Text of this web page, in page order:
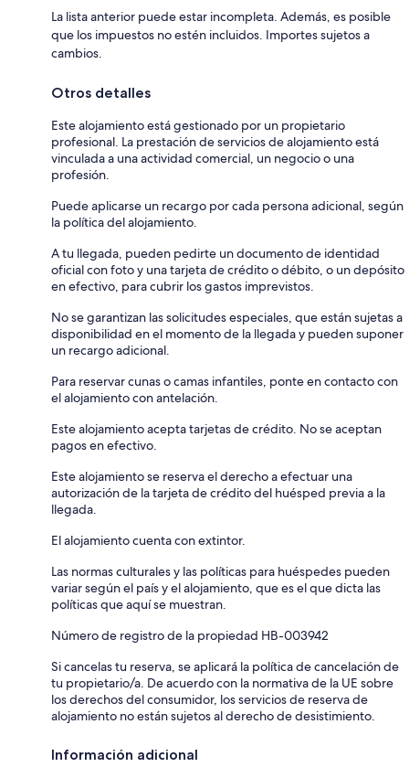
La lista anterior puede estar incompleta. Además, es posible
que los impuestos no estén incluidos. Importes sujetos a
cambios.
Otros detalles
Este alojamiento está gestionado por un propietario
profesional. La prestación de servicios de alojamiento está
vinculada a una actividad comercial, un negocio o una
profesión.
Puede aplicarse un recargo por cada persona adicional, según
la política del alojamiento.
A tu llegada, pueden pedirte un documento de identidad
oficial con foto y una tarjeta de crédito o débito, o un depósito
en efectivo, para cubrir los gastos imprevistos.
No se garantizan las solicitudes especiales, que están sujetas a
disponibilidad en el momento de la llegada y pueden suponer
un recargo adicional.
Para reservar cunas o camas infantiles, ponte en contacto con
el alojamiento con antelación.
Este alojamiento acepta tarjetas de crédito. No se aceptan
pagos en efectivo.
Este alojamiento se reserva el derecho a efectuar una
autorización de la tarjeta de crédito del huésped previa a la
llegada.
El alojamiento cuenta con extintor.
Las normas culturales y las políticas para huéspedes pueden
variar según el país y el alojamiento, que es el que dicta las
políticas que aquí se muestran.
Número de registro de la propiedad HB-003942
Si cancelas tu reserva, se aplicará la política de cancelación de
tu propietario/a. De acuerdo con la normativa de la UE sobre
los derechos del consumidor, los servicios de reserva de
alojamiento no están sujetos al derecho de desistimiento.
Información adicional